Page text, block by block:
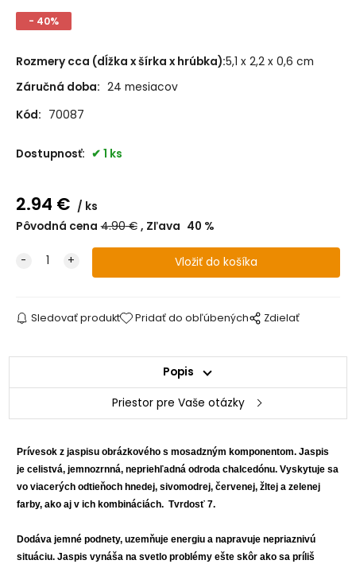
- 40%
Rozmery cca (dĺžka x šírka x hrúbka):5,1 x 2,2 x 0,6 cm
Záručná doba: 24 mesiacov
Kód: 70087
Dostupnosť: 1 ks
2.94 €
ks
Pôvodná cena 4.90€ Zľava 40 %
Sledovať produkt Pridať do obľúbených Zdielať
Popis
Priestor pre Vaše otázky
Prívesok z jaspisu obrázkového s mosadzným komponentom.Jaspis
je celistvá, jemnozrnná, nepriehľadná odroda chalcedónu. Vyskytuje sa
vo viacerých odtieňoch hnedej, sivomodrej, červenej, žltej a zelenej
farby, ako aj v ich kombináciách. Tvrdosť 7.
Dodáva jemné podnety, uzemňuje energiu a napravuje nepriaznivú
situáciu. Jaspis vynáša na svetlo problémy ešte skôr ako sa príliš